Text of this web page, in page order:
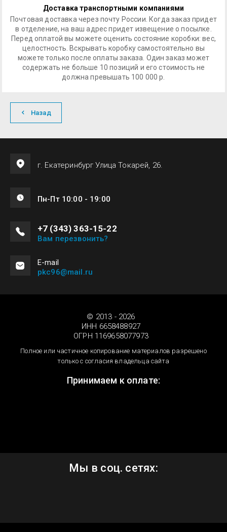
Доставка транспортными компаниями
Почтовая доставка через почту России. Когда заказ придет
в отделение, на ваш адрес придет извещение о посылке.
Перед оплатой вы можете оценить состояние коробки: вес,
целостность. Вскрывать коробку самостоятельно вы
можете только после оплаты заказа. Один заказ может
содержать не больше 10 позиций и его стоимость не
должна превышать 100 000 р.
Назад
г. Екатеринбург Улица Токарей, 26.
Пн-Пт 10:00 - 19:00
+7 (343) 363-15-22
Вам перезвонить?
Е-mail
pkc96@mail.ru
© 2013 - 2026
ИНН 6658488927
ОГРН 1169658077973
Полное или частичное копирование материалов разрешено
только с согласия владельца сайта
Принимаем к оплате:
Мы в соц. сетях: